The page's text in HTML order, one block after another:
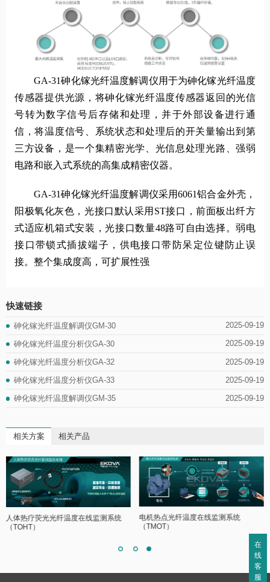
GA-31砷化镓光纤温度解调仪用于为砷化镓光纤温度
传感器提供光源，将砷化镓光纤温度传感器返回的光信
号转为数字信号后存储和处理，并于外部设备进行通
信，将温度信号、系统状态和处理后的开关量输出到第
三方设备，是一个集精密光学、光信息处理光路、强弱
电路和嵌入式系统的高集成精密仪器。
GA-31砷化镓光纤温度解调仪采用6061铝合金外壳，
阳极氧化灰色，光接口默认采用ST接口，前面板出纤方
式适应机箱式安装，光接口数量48路可自由选择。弱电
接口带锁式插拔端子，供电接口带防呆定位键防止误
接。整个集成度高，可扩展性强
快速链接
砷化镓光纤温度解调仪GM-30 2025-09-19
砷化镓光纤温度分析仪GA-30 2025-09-19
砷化镓光纤温度分析仪GA-32 2025-09-19
砷化镓光纤温度分析仪GA-33 2025-09-19
砷化镓光纤温度解调仪GM-35 2025-09-19
相关方案 相关产品
人体热疗荧光光纤温度在线监测系统
（TOHT）
电机热点光纤温度在线监测系统
（TMOT）
在
线
客
服